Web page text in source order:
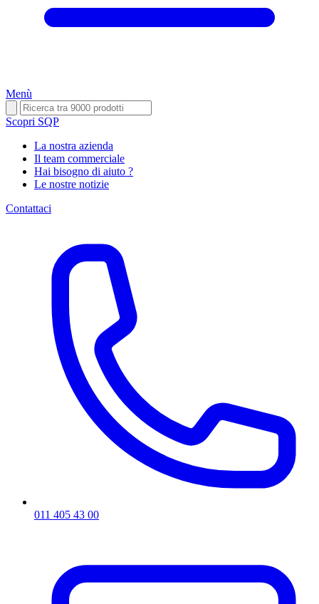
Menù
Scopri SQP
La nostra azienda
Il team commerciale
Hai bisogno di aiuto ?
Le nostre notizie
Contattaci
011 405 43 00